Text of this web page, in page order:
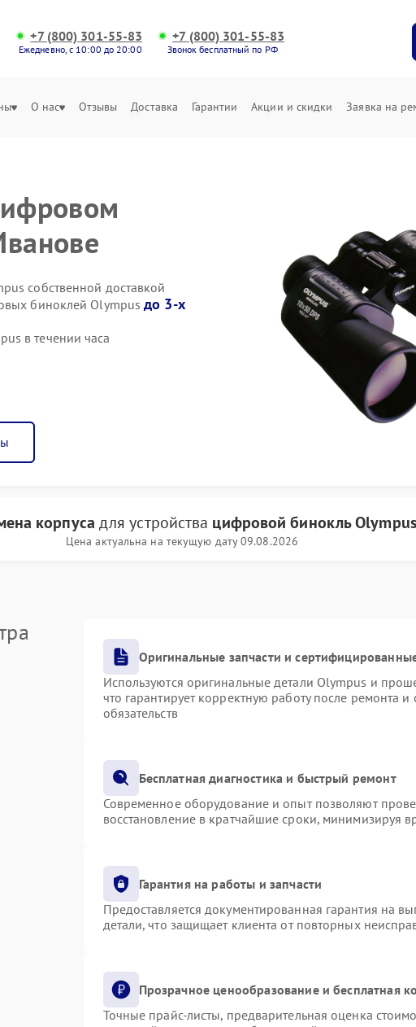
+7 (800) 301-55-83
Ежедневно, с 10:00 до 20:00
+7 (800) 301-55-83
Звонок бесплатный по РФ
О нас Отзывы Доставка Гарантии Акции и скидки Заявка на
собственной доставкой
биноклей Olympusдо 3-х
в течении часа
корпуса для устройства цифровой бинокль Olympus
Цена актуальна на текущую дату 09.08.2026
Оригинальные запчасти и
Используются оригинальные детали Olympus и
что гарантирует корректную работу после ремонта
обязательств
Бесплатная диагностика и быстрый ремонт
Современное оборудование и опыт позволяют
восстановление в кратчайшие сроки, минимизируя
Гарантия на работы и запчасти
Предоставляется документированная гарантия на
детали, что защищает клиента от повторных
Прозрачное ценообразование и бесплатная
Точные прайс-листы, предварительная оценка